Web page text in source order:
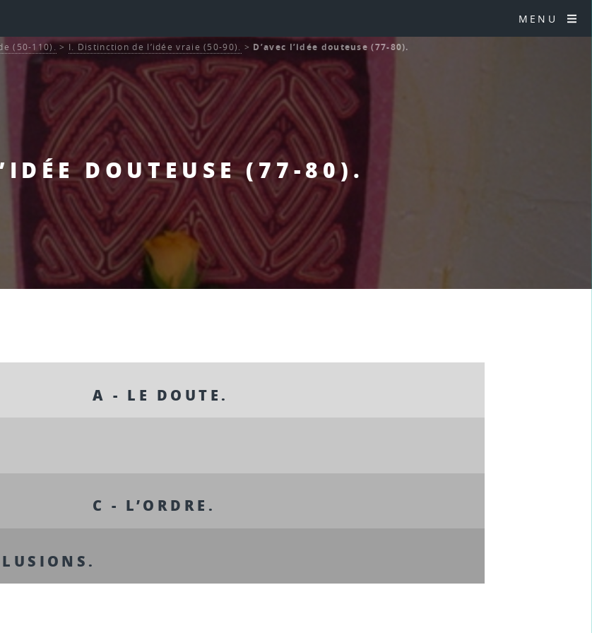
MENU
DOUTEUSE (77-80).
(50-110). > I. Distinction de l’idée vraie (50-90). > D’avec l’idée douteuse (77-80).
A - LE DOUTE.
C - L’ORDRE.